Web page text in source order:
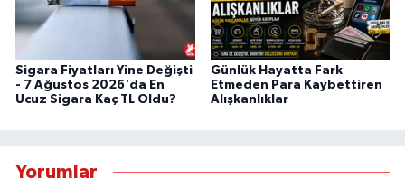
Sigara Fiyatları Yine Değişti
- 7 Ağustos 2026'da En
Ucuz Sigara Kaç TL Oldu?
Günlük Hayatta Fark
Etmeden Para Kaybettiren
Alışkanlıklar
Yorumlar